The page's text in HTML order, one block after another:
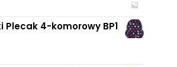
Plecak 4-komorowy BP1